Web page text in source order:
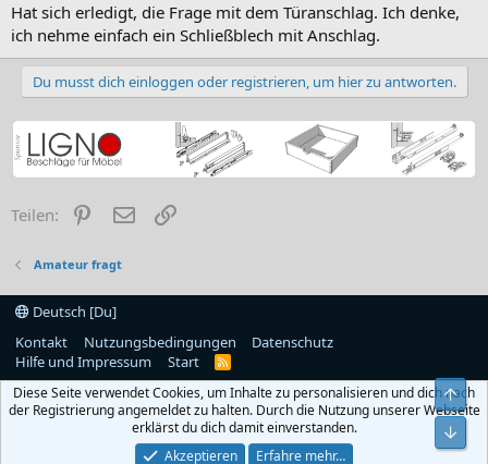
Hat sich erledigt, die Frage mit dem Türanschlag. Ich denke,
ich nehme einfach ein Schließblech mit Anschlag.
Du musst dich einloggen oder registrieren, um hier zu antworten.
Teilen: PinterestE-Mail
Amateur fragt
Deutsch [Du]
Kontakt
Nutzungsbedingungen
Datenschutz
Hilfe und Impressum
Start
R
S
Diese Seite verwendet Cookies, um Inhalte zu personalisieren und dich nach
der Registrierung angemeldet zu halten. Durch die Nutzung unserer Webseite
erklärst du dich damit einverstanden.
Akzeptieren
Erfahre mehr…